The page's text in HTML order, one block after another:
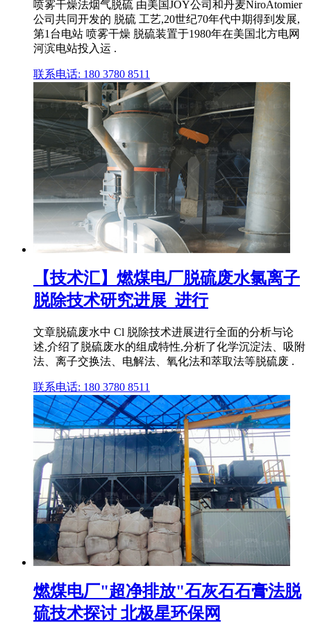
喷雾干燥法烟气脱硫 由美国JOY公司和丹麦NiroAtomier
公司共同开发的 脱硫 工艺,20世纪70年代中期得到发展,
第1台电站 喷雾干燥 脱硫装置于1980年在美国北方电网
河滨电站投入运 .
联系电话: 180 3780 8511
【技术汇】燃煤电厂脱硫废水氯离子
脱除技术研究进展_进行
文章脱硫废水中 Cl 脱除技术进展进行全面的分析与论
述,介绍了脱硫废水的组成特性,分析了化学沉淀法、吸附
法、离子交换法、电解法、氧化法和萃取法等脱硫废 .
联系电话: 180 3780 8511
燃煤电厂"超净排放"石灰石石膏法脱
硫技术探讨 北极星环保网